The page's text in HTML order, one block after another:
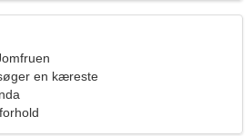
en kæreste